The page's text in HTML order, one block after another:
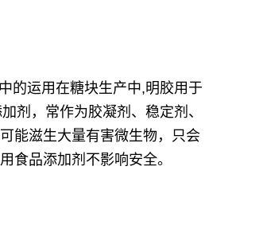
的运用在糖块生产中,明胶用于
剂，常作为胶凝剂、稳定剂、
能滋生大量有害微生物，只会
食品添加剂不影响安全。